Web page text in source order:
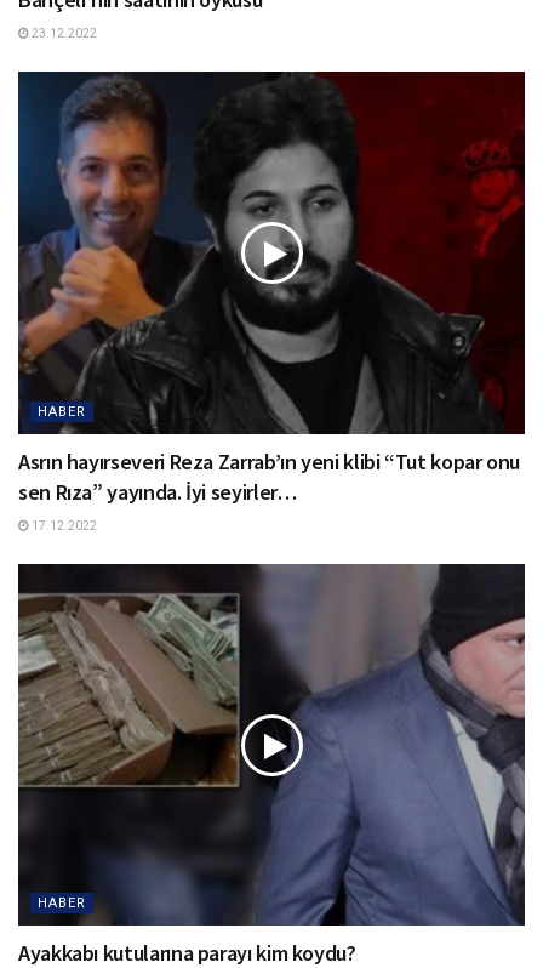
23.12.2022
HABER
Asrın hayırseveri Reza Zarrab’ın yeni klibi “Tut kopar onu
sen Rıza” yayında. İyi seyirler…
17.12.2022
HABER
Ayakkabı kutularına parayı kim koydu?